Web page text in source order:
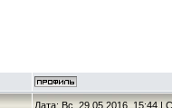
Дата: Вс, 29.05.2016, 15:44 |